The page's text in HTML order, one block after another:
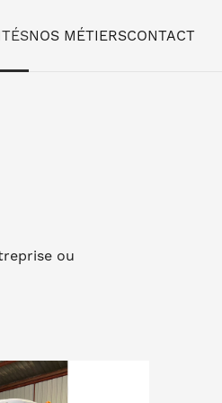
NOS MÉTIERSCONTACT
ou